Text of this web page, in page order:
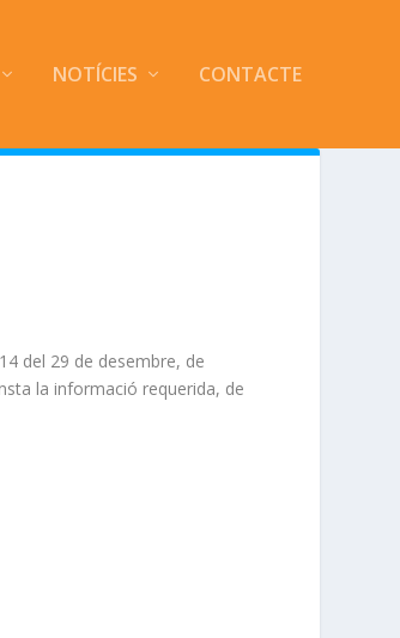
NOTÍCIES CONTACTE
del 29 de desembre, de
la informació requerida, de